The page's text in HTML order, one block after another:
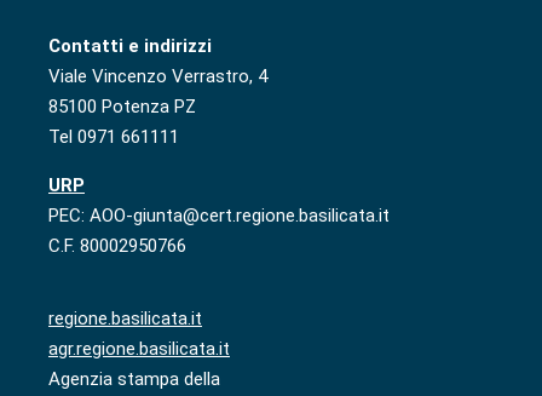
Contatti e indirizzi
Viale Vincenzo Verrastro, 4
85100 Potenza PZ
Tel 0971 661111
URP
PEC: AOO-giunta@cert.regione.basilicata.it
C.F. 80002950766
regione.basilicata.it
agr.regione.basilicata.it
Agenzia stampa della